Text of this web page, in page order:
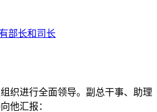
部长和司长
织进行全面领导。副总干事、助理
他汇报：